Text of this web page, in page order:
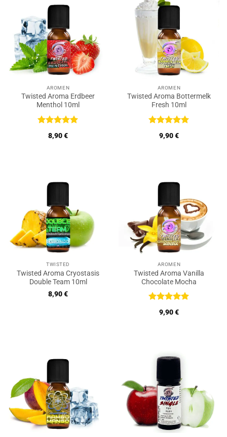
AROMEN
Twisted Aroma Erdbeer
Menthol 10ml
Bewertet
mit5von
8,90€
AROMEN
Twisted Aroma Bottermelk
Fresh 10ml
Bewertet
mit5von
9,90€
TWISTED
Twisted Aroma Cryostasis
Double Team 10ml
8,90€
AROMEN
Twisted Aroma Vanilla
Chocolate Mocha
Bewertet
mit5von
9,90€